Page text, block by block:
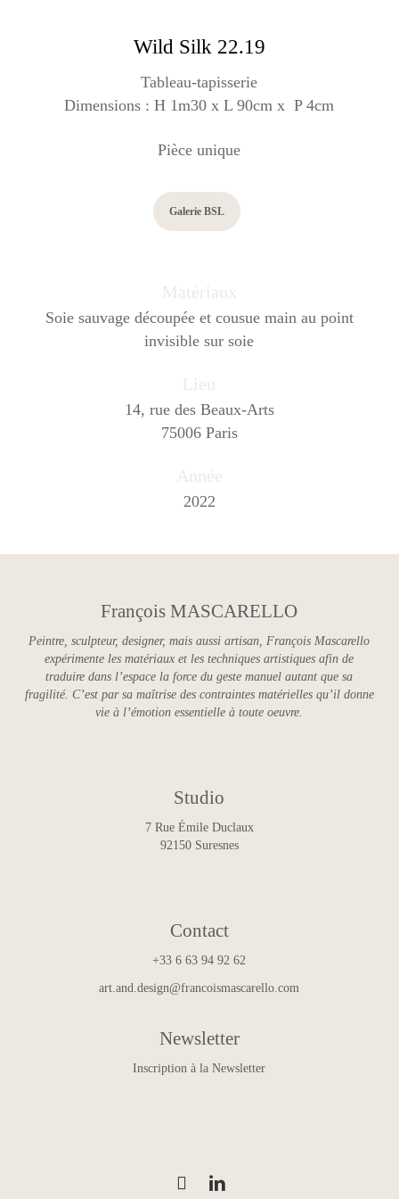
Wild Silk 22.19
Tableau-tapisserie
Dimensions : H 1m30 x L 90cm x P 4cm
Pièce unique
Galerie BSL
Matériaux
Soie sauvage découpée et cousue main au point
invisible sur soie
Lieu
14, rue des Beaux-Arts
75006 Paris
Année
2022
François MASCARELLO
Peintre, sculpteur, designer, mais aussi artisan, François Mascarello
expérimente les matériaux et les techniques artistiques afin de
traduire dans l’espace la force du geste manuel autant que sa
fragilité. C’est par sa maîtrise des contraintes matérielles qu’il donne
vie à l’émotion essentielle à toute oeuvre.
Studio
7 Rue Émile Duclaux
92150 Suresnes
Contact
+33 6 63 94 92 62
art.and.design@francoismascarello.com
Newsletter
Inscription à la Newsletter